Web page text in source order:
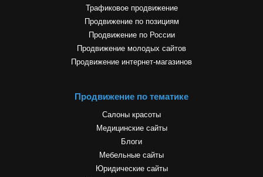
Трафиковое продвижение
Продвижение по позициям
Продвижение по России
Продвижение молодых сайтов
Продвижение интернет-магазинов
Продвижение по тематике
Салоны красоты
Медицинские сайты
Блоги
Мебельные сайты
Юридические сайты